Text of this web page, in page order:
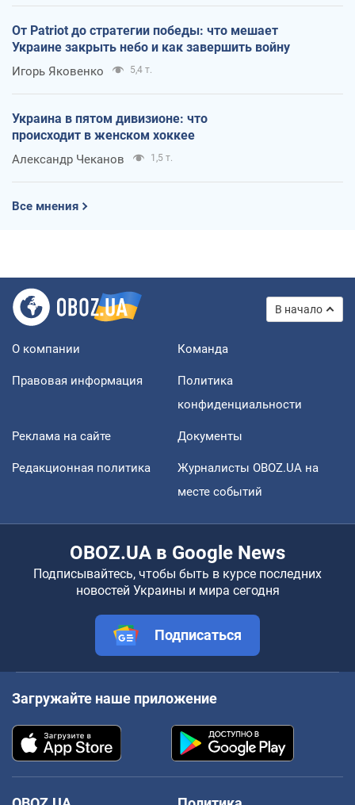
От Patriot до стратегии победы: что мешает
Украине закрыть небо и как завершить войну
Игорь Яковенко 5,4 т.
Украина в пятом дивизионе: что
происходит в женском хоккее
Александр Чеканов 1,5 т.
Все мнения
В начало
О компании Команда
Правовая информация
Политика
конфиденциальности
Реклама на сайте Документы
Редакционная политика
Журналисты OBOZ.UA на
месте событий
OBOZ.UA в Google News
Подписывайтесь, чтобы быть в курсе последних
новостей Украины и мира сегодня
Подписаться
Загружайте наше приложение